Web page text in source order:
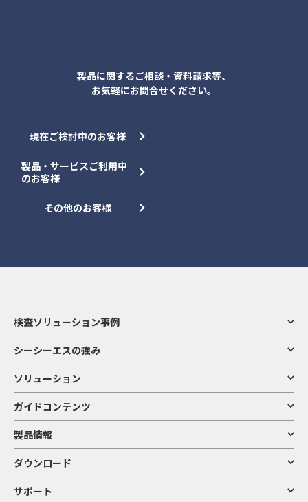
製品に関するご相談・資料請求等、
お気軽にお問合せください。
現在ご検討中のお客様
製品・サービスご利用中
のお客様
その他のお客様
検査ソリューション事例
シーシーエスの強み
ソリューション
ガイドコンテンツ
製品情報
ダウンロード
サポート